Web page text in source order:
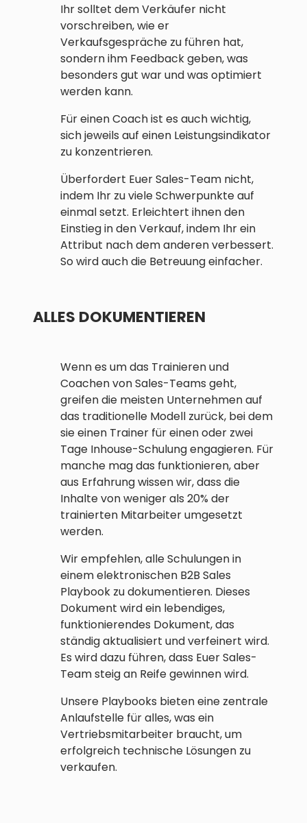
Ihr solltet dem Verkäufer nicht
vorschreiben, wie er
Verkaufsgespräche zu führen hat,
sondern ihm Feedback geben, was
besonders gut war und was optimiert
werden kann.
Für einen Coach ist es auch wichtig,
sich jeweils auf einen Leistungsindikator
zu konzentrieren.
Überfordert Euer Sales-Team nicht,
indem Ihr zu viele Schwerpunkte auf
einmal setzt. Erleichtert ihnen den
Einstieg in den Verkauf, indem Ihr ein
Attribut nach dem anderen verbessert.
So wird auch die Betreuung einfacher.
ALLES DOKUMENTIEREN
Wenn es um das Trainieren und
Coachen von Sales-Teams geht,
greifen die meisten Unternehmen auf
das traditionelle Modell zurück, bei dem
sie einen Trainer für einen oder zwei
Tage Inhouse-Schulung engagieren. Für
manche mag das funktionieren, aber
aus Erfahrung wissen wir, dass die
Inhalte von weniger als 20% der
trainierten Mitarbeiter umgesetzt
werden.
Wir empfehlen, alle Schulungen in
einem elektronischen B2B Sales
Playbook zu dokumentieren. Dieses
Dokument wird ein lebendiges,
funktionierendes Dokument, das
ständig aktualisiert und verfeinert wird.
Es wird dazu führen, dass Euer Sales-
Team steig an Reife gewinnen wird.
Unsere Playbooks bieten eine zentrale
Anlaufstelle für alles, was ein
Vertriebsmitarbeiter braucht, um
erfolgreich technische Lösungen zu
verkaufen.